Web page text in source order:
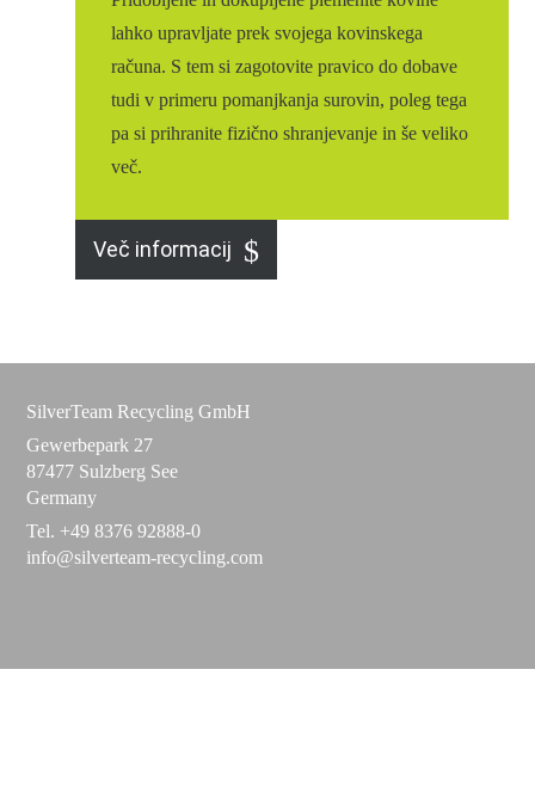
lahko upravljate prek svojega kovinskega
računa. S tem si zagotovite pravico do dobave
tudi v primeru pomanjkanja surovin, poleg tega
pa si prihranite fizično shranjevanje in še veliko
več.
Več informacij
SilverTeam Recycling GmbH
Gewerbepark 27
87477 Sulzberg See
Germany
Tel. +49 8376 92888-0
info@silverteam-recycling.com